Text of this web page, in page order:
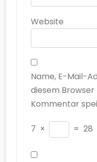
Website
Name, E-Mail-
diesem
Kommentar
7 × = 28